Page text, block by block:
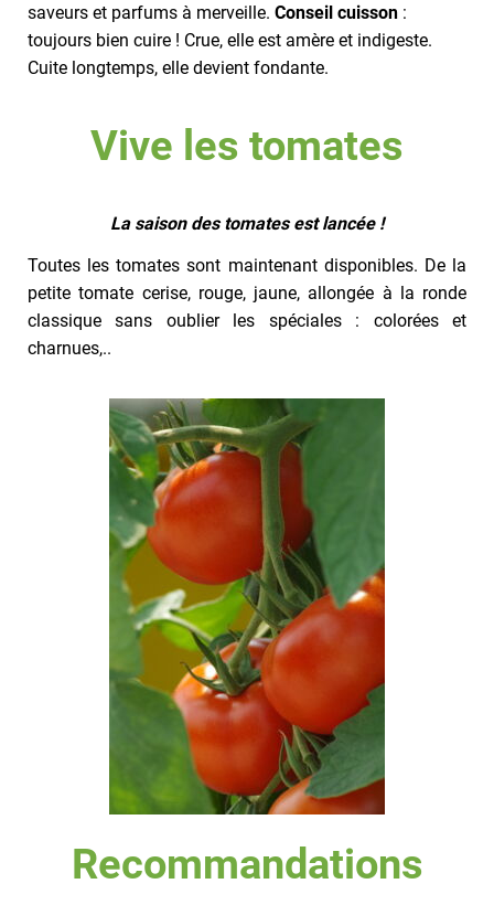
saveurs et parfums à merveille. Conseil cuisson :
toujours bien cuire ! Crue, elle est amère et indigeste.
Cuite longtemps, elle devient fondante.
Vive les tomates
La saison des tomates est lancée !
Toutes les tomates sont maintenant disponibles. De la
petite tomate cerise, rouge, jaune, allongée à la ronde
classique sans oublier les spéciales : colorées et
charnues,..
Recommandations